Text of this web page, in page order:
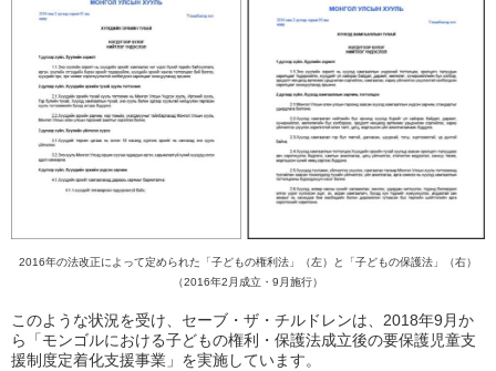
2016年の法改正によって定められた「子どもの権利法」（左）と「子どもの保護法」（右）
（2016年2月成立・9月施行）
このような状況を受け、セーブ・ザ・チルドレンは、2018年9月か
ら「モンゴルにおける子どもの権利・保護法成立後の要保護児童支
援制度定着化支援事業」を実施しています。